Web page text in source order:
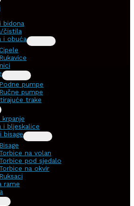
bidona
čistila
i obuća
Rukavice
Podne pumpe
Ručne pumpe
trake
i bljeskalice
bisage
Bisage
Torbice na volan
Torbice pod sjedalo
Torbice na okvir
Ruksaci
rame